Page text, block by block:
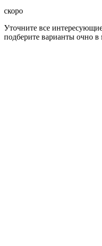
скоро
Уточните все
подберите варианты очно в